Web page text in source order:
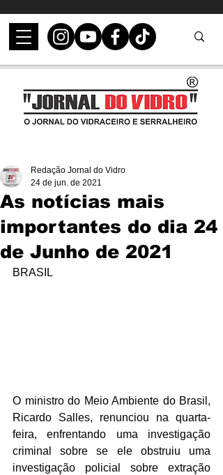
As notícias mais
importantes do dia 24
de Junho de 2021
Redação Jornal do Vidro
24 de jun. de 2021
BRASIL
O ministro do Meio Ambiente do Brasil,
Ricardo Salles, renunciou na quarta-
feira, enfrentando uma investigação
criminal sobre se ele obstruiu uma
investigação policial sobre extração